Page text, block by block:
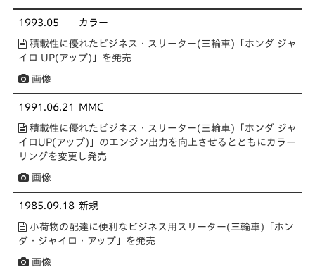
1993.05 カラー
積載性に優れたビジネス・スリーター(三輪車)「ホンダ ジャ
イロ UP(アップ)」を発売
画像
1991.06.21 MMC
積載性に優れたビジネス・スリーター(三輪車)「ホンダ ジャ
イロUP(アップ)」のエンジン出力を向上させるとともにカラー
リングを変更し発売
画像
1985.09.18 新規
小荷物の配達に便利なビジネス用スリーター(三輪車)「ホン
ダ・ジャイロ・アップ」を発売
画像